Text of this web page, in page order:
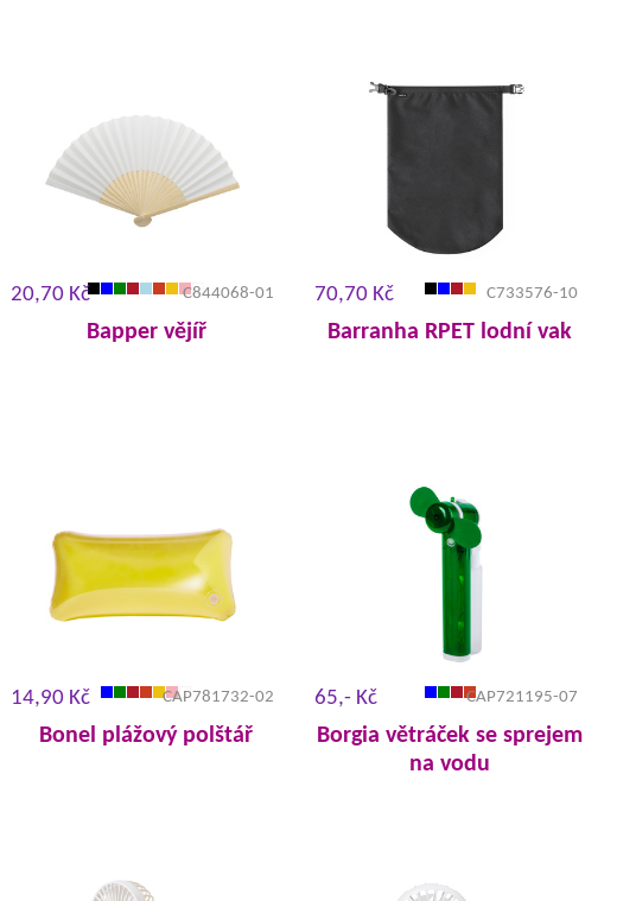
20,70 Kč C844068-01
Bapper vějíř
70,70 Kč C733576-10
Barranha RPET lodní vak
14,90 Kč CAP781732-02
Bonel plážový polštář
65,- Kč CAP721195-07
Borgia větráček se sprejem
na vodu